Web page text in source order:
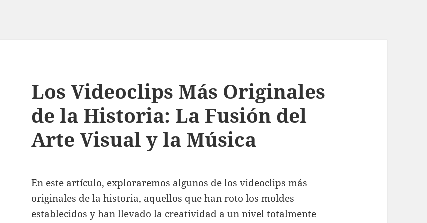
Los Videoclips Más Originales
de la Historia: La Fusión del
Arte Visual y la Música
En este artículo, exploraremos algunos de los videoclips más
originales de la historia, aquellos que han roto los moldes
establecidos y han llevado la creatividad a un nivel totalmente